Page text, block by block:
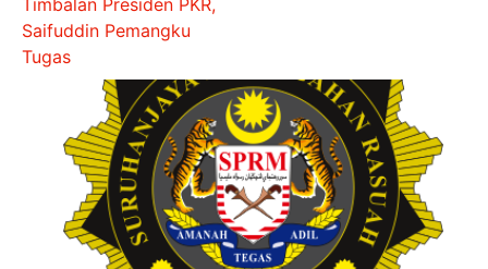
Saifuddin Pemangku
Tugas